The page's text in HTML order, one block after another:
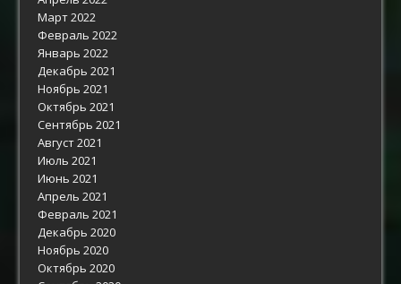
Март 2022
Февраль 2022
Январь 2022
Декабрь 2021
Ноябрь 2021
Октябрь 2021
Сентябрь 2021
Август 2021
Июль 2021
Июнь 2021
Апрель 2021
Февраль 2021
Декабрь 2020
Ноябрь 2020
Октябрь 2020